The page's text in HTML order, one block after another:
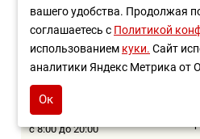
Справочная информация
Отдел продаж:
+7 (961) 499-11-00
+7 (8793) 231-231
с 8:00 до 20:00
вашего удобства. Продолжая
соглашаетесь с Политикой
использованием куки. Сайт
аналитики Яндекс Метрика
Ок